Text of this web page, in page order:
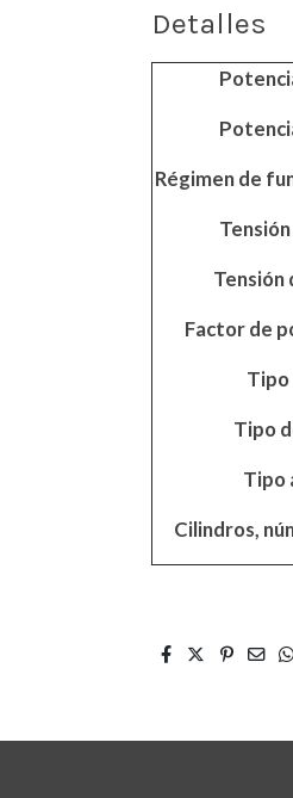
Detalles
Régimen de
Tensión
Factor de
Tipo
Tipo
Cilindros,